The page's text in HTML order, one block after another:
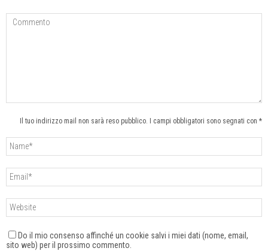
Il tuo indirizzo mail non sarà reso pubblico. I campi obbligatori sono segnati con *
Do il mio consenso affinché un cookie salvi i miei dati (nome, email,
sito web) per il prossimo commento.